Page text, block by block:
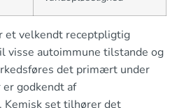
et velkendt receptpligtig
visse autoimmune tilstande og
det primært under
godkendt af
set tilhører det